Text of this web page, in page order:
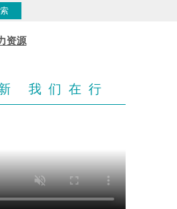
资源
我们在行